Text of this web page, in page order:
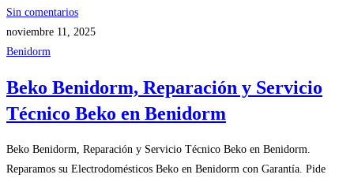
Sin comentarios
noviembre 11, 2025
Benidorm
Beko Benidorm, Reparación y Servicio
Técnico Beko en Benidorm
Beko Benidorm, Reparación y Servicio Técnico Beko en Benidorm.
Reparamos su Electrodomésticos Beko en Benidorm con Garantía. Pide